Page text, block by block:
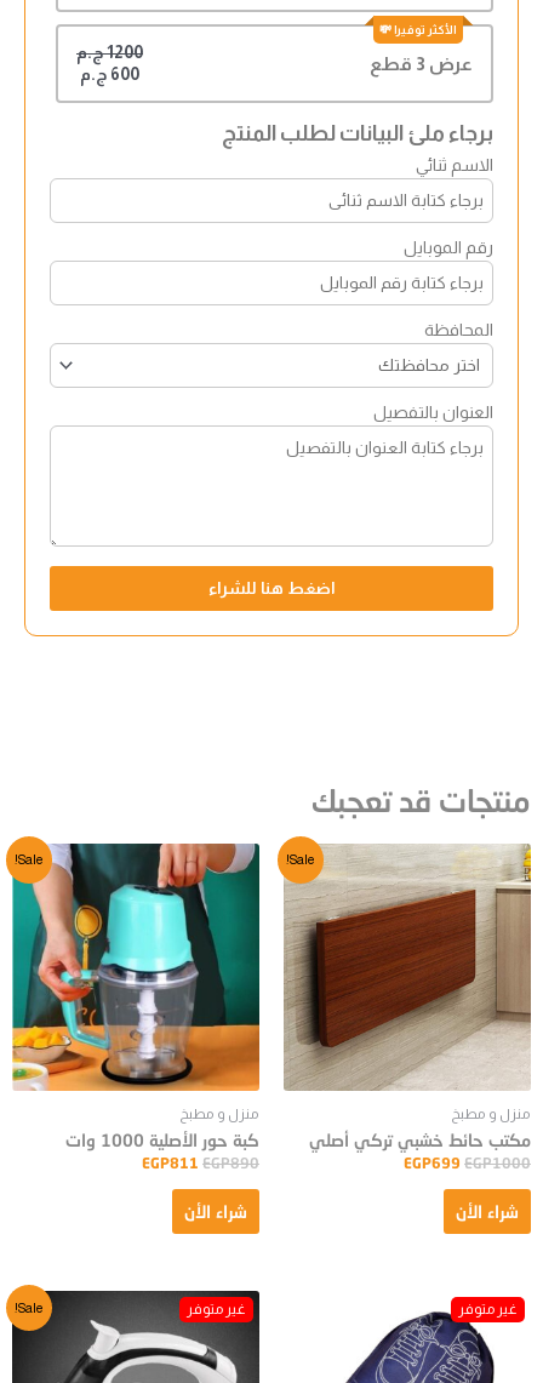
عرض 3 قطع
1200 ج.م
600 ج.م
برجاء ملئ البيانات لطلب المنتج
الاسم ثنائي
رقم الموبايل
المحافظة
العنوان بالتفصيل
اضغط هنا للشراء
منتجات قد تعجبك
Sale!
منزل و مطبخ
مكتب حائط خشبي تركي أصلي
EGP1000
EGP699
شراء الأن
Sale!
منزل و مطبخ
كبة حور الأصلية 1000 وات
EGP890
EGP811
شراء الأن
Sale!